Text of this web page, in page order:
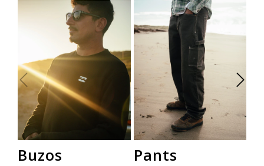
Buzos Pants